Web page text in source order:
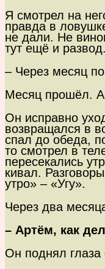
Я смотрел на
правда в
не дали. Не
тут ещё и
– Через месяц
Месяц прошёл.
Он исправно
возвращался в
спал до обеда,
то смотрел в
пересекались
кивал.
утро» – «Угу».
Через два
– Артём, как
Он поднял глаза